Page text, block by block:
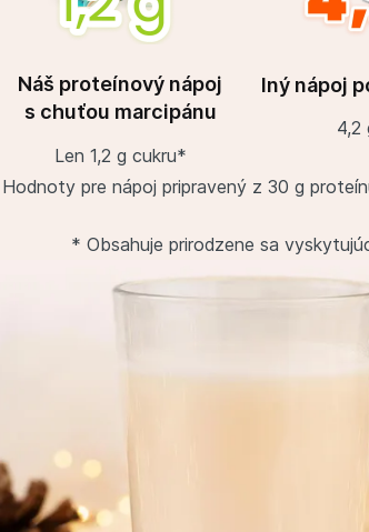
Náš proteínový nápoj
s chuťou marcipánu
Len 1,2 g cukru*
Iný nápoj
4,2
Hodnoty pre nápoj pripravený z 30 g
* Obsahuje prirodzene sa